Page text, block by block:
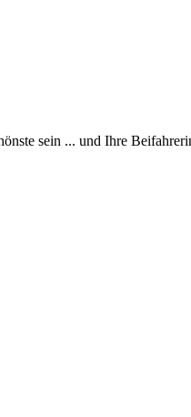
sein ... und Ihre